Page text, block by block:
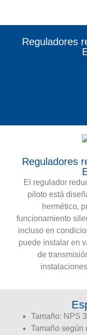
Reguladores
Reguladores
El regulador
piloto está
hermético,
funcionamiento
incluso en
puede instalar en
de
Tamaño: NPS
Tamaño según